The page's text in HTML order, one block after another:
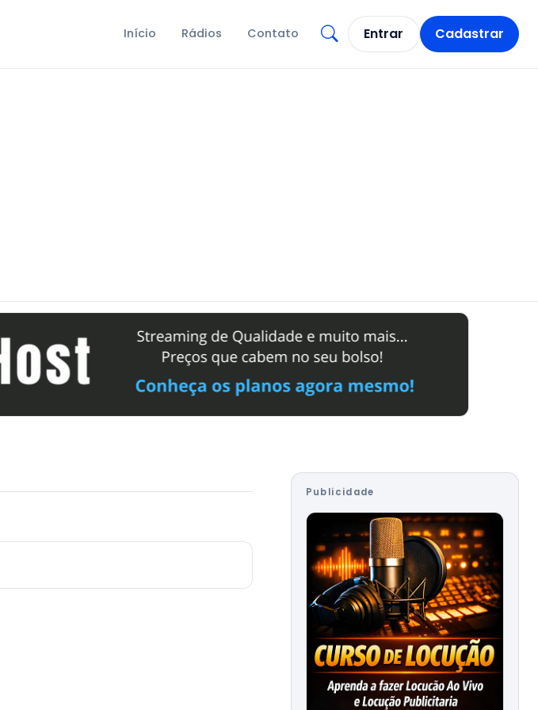
Início Rádios Contato Abrir busca
Entrar Cadastrar
Publicidade